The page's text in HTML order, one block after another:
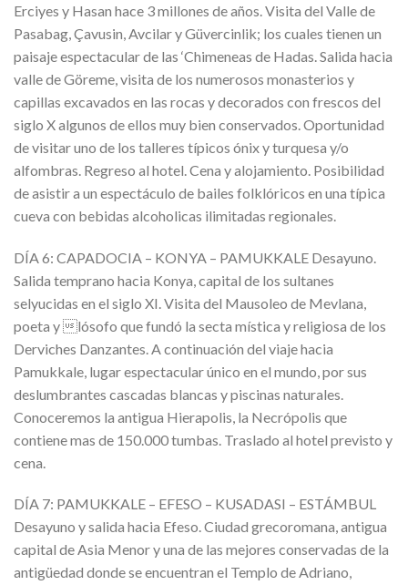
Erciyes y Hasan hace 3 millones de años. Visita del Valle de
Pasabag, Çavusin, Avcilar y Güvercinlik; los cuales tienen un
paisaje espectacular de las ‘Chimeneas de Hadas. Salida hacia
valle de Göreme, visita de los numerosos monasterios y
capillas excavados en las rocas y decorados con frescos del
siglo X algunos de ellos muy bien conservados. Oportunidad
de visitar uno de los talleres típicos ónix y turquesa y/o
alfombras. Regreso al hotel. Cena y alojamiento. Posibilidad
de asistir a un espectáculo de bailes folklóricos en una típica
cueva con bebidas alcoholicas ilimitadas regionales.
DÍA 6: CAPADOCIA – KONYA – PAMUKKALE Desayuno.
Salida temprano hacia Konya, capital de los sultanes
selyucidas en el siglo XI. Visita del Mausoleo de Mevlana,
poeta y lósofo que fundó la secta mística y religiosa de los
Derviches Danzantes. A continuación del viaje hacia
Pamukkale, lugar espectacular único en el mundo, por sus
deslumbrantes cascadas blancas y piscinas naturales.
Conoceremos la antigua Hierapolis, la Necrópolis que
contiene mas de 150.000 tumbas. Traslado al hotel previsto y
cena.
DÍA 7: PAMUKKALE – EFESO – KUSADASI – ESTÁMBUL
Desayuno y salida hacia Efeso. Ciudad grecoromana, antigua
capital de Asia Menor y una de las mejores conservadas de la
antigüedad donde se encuentran el Templo de Adriano,